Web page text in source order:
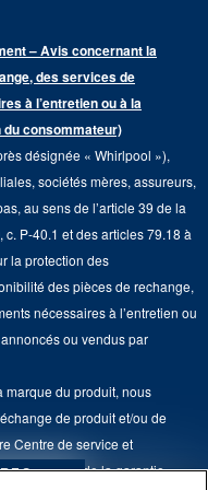
– Avis concernant la
des services de
à l’entretien ou à la
consommateur)
désignée « Whirlpool »),
sociétés mères, assureurs,
au sens de l’article 39 de la
P-40.1 et des articles 79.18 à
la protection des
des pièces de rechange,
nécessaires à l’entretien ou
ou vendus par
marque du produit, nous
de produit et/ou de
Centre de service et
conditions de la garantie